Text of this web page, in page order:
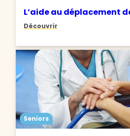
L’aide au déplacement
Découvrir
Seniors